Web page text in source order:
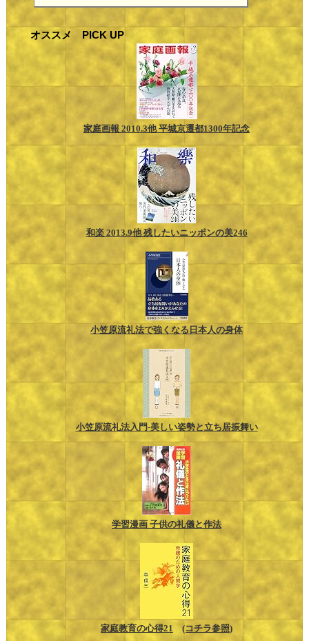
オススメ PICK UP
家庭画報 2010.3他 平城京遷都1300年記念
和楽 2013.9他 残したいニッポンの美246
小笠原流礼法で強くなる日本人の身体
小笠原流礼法入門-美しい姿勢と立ち居振舞い
学習漫画 子供の礼儀と作法
家庭教育の心得21 (コチラ参照)